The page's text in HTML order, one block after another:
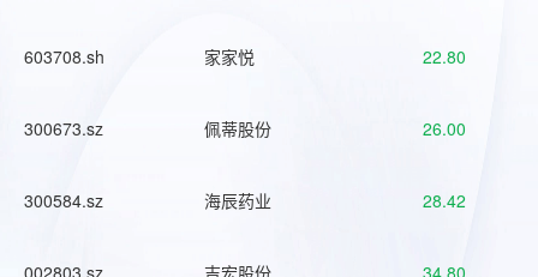
603708.sh 家家悦 22.80
300673.sz 佩蒂股份 26.00
300584.sz 海辰药业 28.42
002803.sz 吉宏股份 34.80